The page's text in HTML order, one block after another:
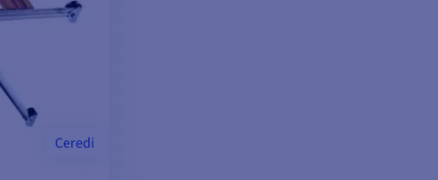
Ceredi